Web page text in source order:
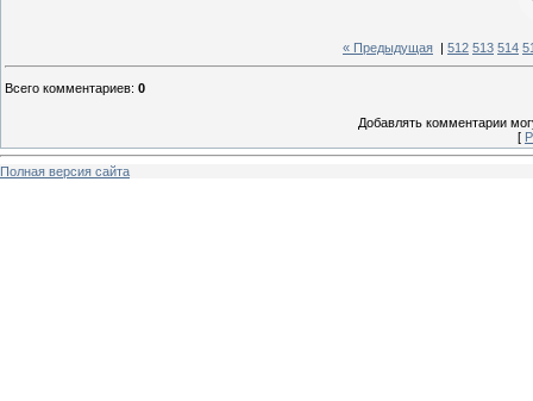
« Предыдущая 512 513 514
Всего комментариев: 0
Добавлять комментарии
[
Полная версия сайта